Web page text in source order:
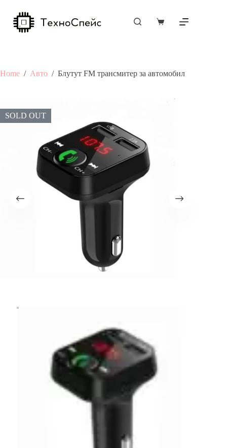
content
Shopping
Home / Авто / Блутут FM трансмитер за автомобил
SOLD OUT